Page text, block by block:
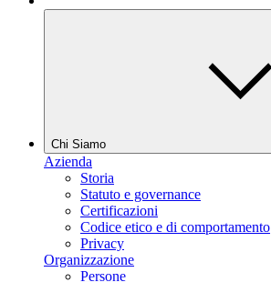
Chi Siamo
Azienda
Storia
Statuto e governance
Certificazioni
Codice etico e di comportamento
Privacy
Organizzazione
Persone